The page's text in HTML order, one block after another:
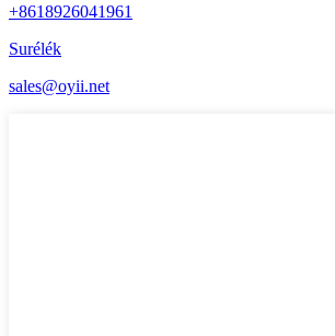
+8618926041961
Surélék
sales@oyii.net